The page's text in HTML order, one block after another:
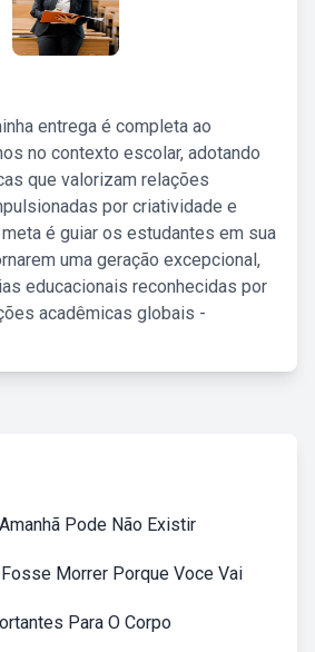
entrega é completa ao
no contexto escolar, adotando
que valorizam relações
por criatividade e
é guiar os estudantes em sua
uma geração excepcional,
educacionais reconhecidas por
acadêmicas globais -
Pode Não Existir
Morrer Porque Voce Vai
Para O Corpo